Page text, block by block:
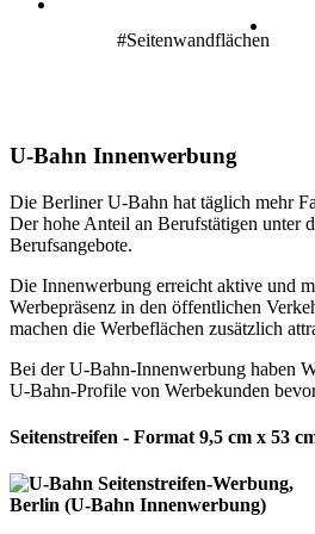
#Seitenwandflächen
U-Bahn Innenwerbung
Die Berliner U-Bahn hat täglich mehr
Der hohe Anteil an Berufstätigen unter
Berufsangebote.
Die Innenwerbung erreicht aktive und
Werbepräsenz in den öffentlichen
machen die Werbeflächen zusätzlich
Bei der U-Bahn-Innenwerbung haben
U-Bahn-Profile von Werbekunden
Seitenstreifen - Format 9,5 cm x 53